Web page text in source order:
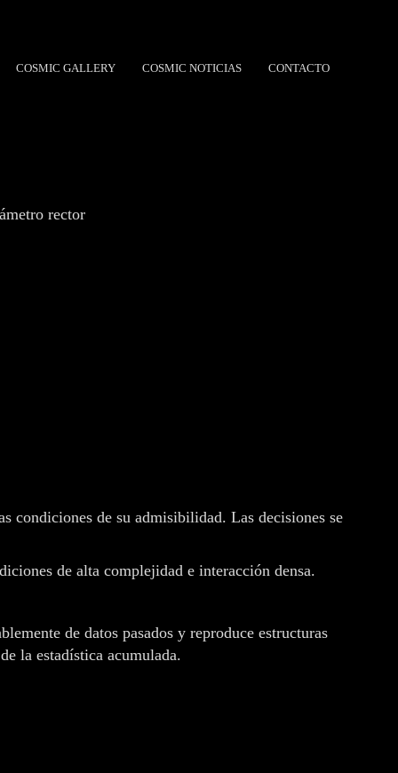
COSMIC GALLERY COSMIC NOTICIAS CONTACTO
rector
condiciones de su admisibilidad. Las decisiones se
de alta complejidad e interacción densa.
de datos pasados y reproduce estructuras
la estadística acumulada.